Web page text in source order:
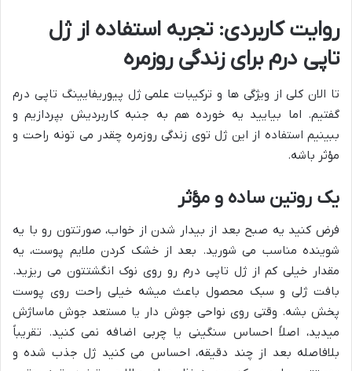
روایت کاربردی: تجربه استفاده از ژل
تاپی درم برای زندگی روزمره
تا الان کلی از ویژگی ها و ترکیبات علمی ژل پیوریفایینگ تاپی درم
گفتیم. اما بیایید یه خورده هم به جنبه کاربردیش بپردازیم و
ببینیم استفاده از این ژل توی زندگی روزمره چقدر می تونه راحت و
مؤثر باشه.
یک روتین ساده و مؤثر
فرض کنید یه صبح بعد از بیدار شدن از خواب، صورتتون رو با یه
شوینده مناسب می شورید. بعد از خشک کردن ملایم پوست، یه
مقدار خیلی کم از ژل تاپی درم رو روی نوک انگشتتون می ریزید.
بافت ژلی و سبک محصول باعث میشه خیلی راحت روی پوست
پخش بشه. وقتی روی نواحی جوش دار یا مستعد جوش ماساژش
میدید، اصلاً احساس سنگینی یا چربی اضافه نمی کنید. تقریباً
بلافاصله بعد از چند دقیقه، احساس می کنید ژل جذب شده و